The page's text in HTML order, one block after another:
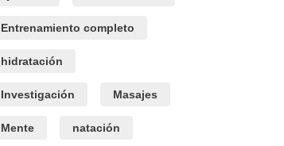
Entrenamiento completo
hidratación
Investigación Masajes
Mente natación